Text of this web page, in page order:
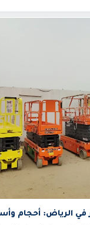
في الرياض: أحجام